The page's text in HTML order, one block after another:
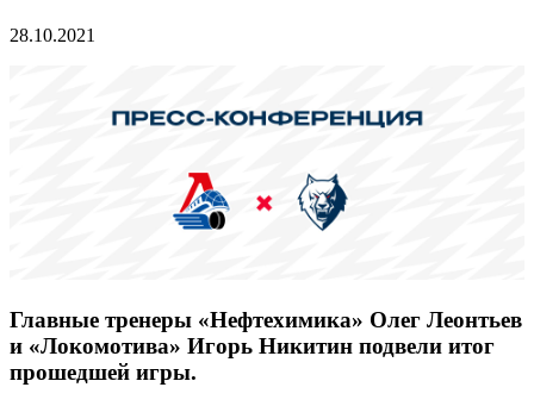
28.10.2021
Главные тренеры «Нефтехимика» Олег Леонтьев
и «Локомотива» Игорь Никитин подвели итог
прошедшей игры.